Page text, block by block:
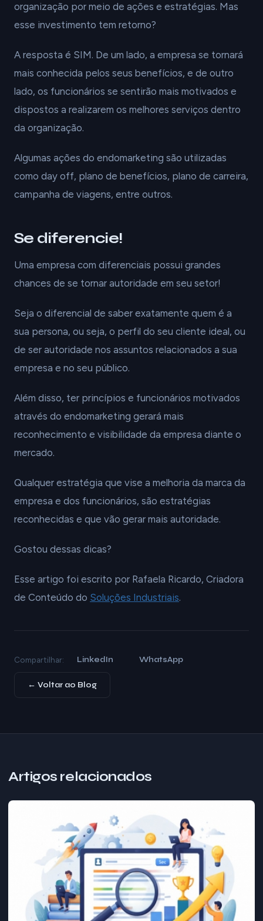
organização por meio de ações e estratégias. Mas
esse investimento tem retorno?
A resposta é SIM. De um lado, a empresa se tornará
mais conhecida pelos seus benefícios, e de outro
lado, os funcionários se sentirão mais motivados e
dispostos a realizarem os melhores serviços dentro
da organização.
Algumas ações do endomarketing são utilizadas
como day off, plano de benefícios, plano de carreira,
campanha de viagens, entre outros.
Se diferencie!
Uma empresa com diferenciais possui grandes
chances de se tornar autoridade em seu setor!
Seja o diferencial de saber exatamente quem é a
sua persona, ou seja, o perfil do seu cliente ideal, ou
de ser autoridade nos assuntos relacionados a sua
empresa e no seu público.
Além disso, ter princípios e funcionários motivados
através do endomarketing gerará mais
reconhecimento e visibilidade da empresa diante o
mercado.
Qualquer estratégia que vise a melhoria da marca da
empresa e dos funcionários, são estratégias
reconhecidas e que vão gerar mais autoridade.
Gostou dessas dicas?
Esse artigo foi escrito por Rafaela Ricardo, Criadora
de Conteúdo do Soluções Industriais.
Compartilhar: LinkedIn WhatsApp
← Voltar ao Blog
Artigos relacionados